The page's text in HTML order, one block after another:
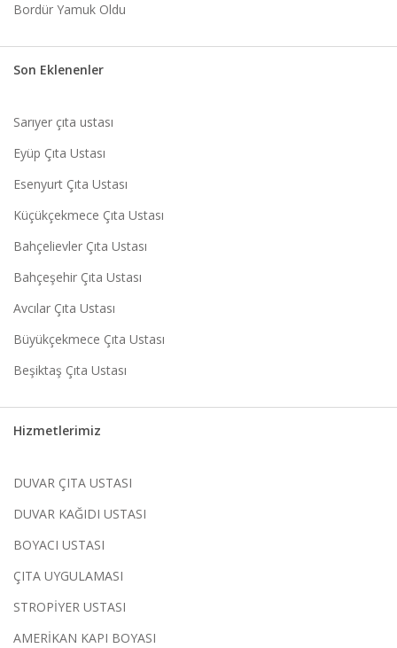
Bordür Yamuk Oldu
Son Eklenenler
Sarıyer çıta ustası
Eyüp Çıta Ustası
Esenyurt Çıta Ustası
Küçükçekmece Çıta Ustası
Bahçelievler Çıta Ustası
Bahçeşehir Çıta Ustası
Avcılar Çıta Ustası
Büyükçekmece Çıta Ustası
Beşiktaş Çıta Ustası
Hizmetlerimiz
DUVAR ÇITA USTASI
DUVAR KAĞIDI USTASI
BOYACI USTASI
ÇITA UYGULAMASI
STROPİYER USTASI
AMERİKAN KAPI BOYASI